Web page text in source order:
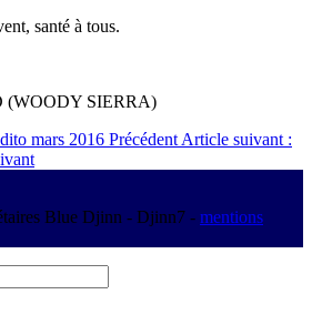
santé à tous.
(WOODY SIERRA)
mars 2016 PrécédentArticle suivant :
Blue Djinn - Djinn7 - mentions